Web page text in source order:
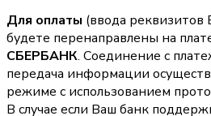
Для оплаты (ввода
будете перенаправлены на
СБЕРБАНК. Соединение с
передача информации
режиме с использованием
В случае если Ваш банк